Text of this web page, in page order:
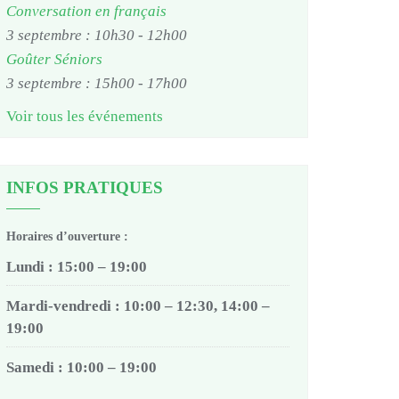
Conversation en français
3 septembre : 10h30 - 12h00
Goûter Séniors
3 septembre : 15h00 - 17h00
Voir tous les événements
INFOS PRATIQUES
Horaires d’ouverture :
Lundi : 15:00 – 19:00
Mardi-vendredi : 10:00 – 12:30, 14:00 –
19:00
Samedi : 10:00 – 19:00